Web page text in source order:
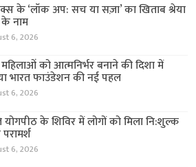
के ‘लॉक अप: सच या सज़ा’ का खिताब श्रेया
नाम
6, 2026
महिलाओं को आत्मनिर्भर बनाने की दिशा में
भारत फाउंडेशन की नई पहल
6, 2026
के शिविर में लोगों को मिला नि:शुल्क
6, 2026